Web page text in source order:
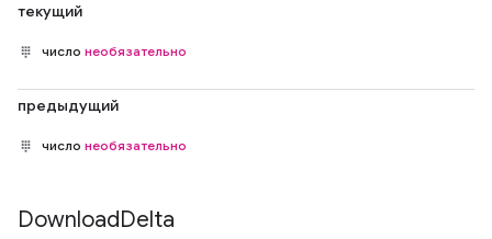
текущий
число необязательно
предыдущий
число необязательно
DownloadDelta